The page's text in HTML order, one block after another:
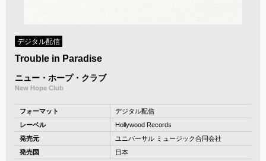
デジタル配信
Trouble in Paradise
ニュー・ホープ・クラブ
New Hope Club
フォーマット
デジタル配信
レーベル
Hollywood Records
発売元
ユニバーサル ミュージック合同会社
発売国
日本